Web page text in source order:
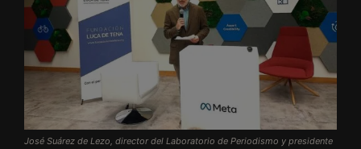
José Suárez de Lezo, director del Laboratorio de Periodismo y presidente